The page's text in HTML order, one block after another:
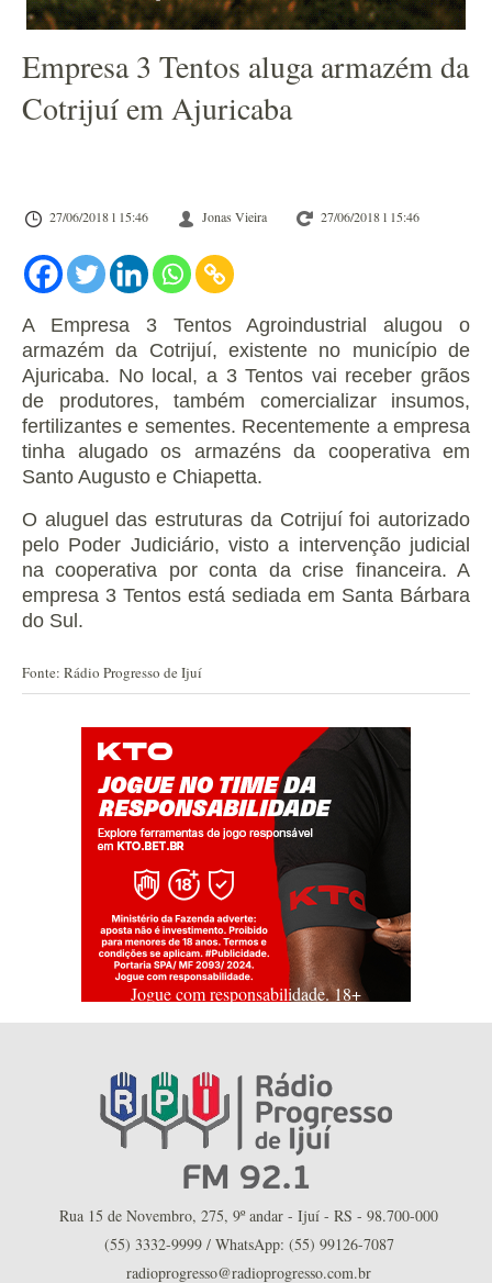
Empresa 3 Tentos aluga armazém da
Cotrijuí em Ajuricaba
27/06/2018 l 15:46 Jonas Vieira 27/06/2018 l 15:46
A Empresa 3 Tentos Agroindustrial alugou o
armazém da Cotrijuí, existente no município de
Ajuricaba. No local, a 3 Tentos vai receber grãos
de produtores, também comercializar insumos,
fertilizantes e sementes. Recentemente a empresa
tinha alugado os armazéns da cooperativa em
Santo Augusto e Chiapetta.
O aluguel das estruturas da Cotrijuí foi autorizado
pelo Poder Judiciário, visto a intervenção judicial
na cooperativa por conta da crise financeira. A
empresa 3 Tentos está sediada em Santa Bárbara
do Sul.
Fonte: Rádio Progresso de Ijuí
Jogue com responsabilidade. 18+
Rua 15 de Novembro, 275, 9º andar - Ijuí - RS - 98.700-000
(55) 3332-9999 / WhatsApp: (55) 99126-7087
radioprogresso@radioprogresso.com.br